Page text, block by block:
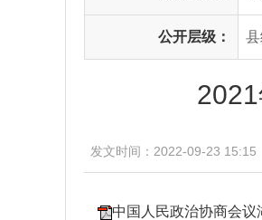
公开层级：
发文时间：2022-09-23 15:15
中国人民政治协商会